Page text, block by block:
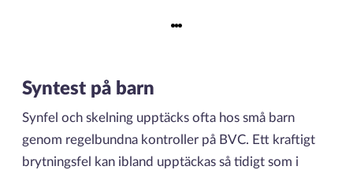
Syntest på barn
Synfel och skelning upptäcks ofta hos små barn
genom regelbundna kontroller på BVC. Ett kraftigt
brytningsfel kan ibland upptäckas så tidigt som i